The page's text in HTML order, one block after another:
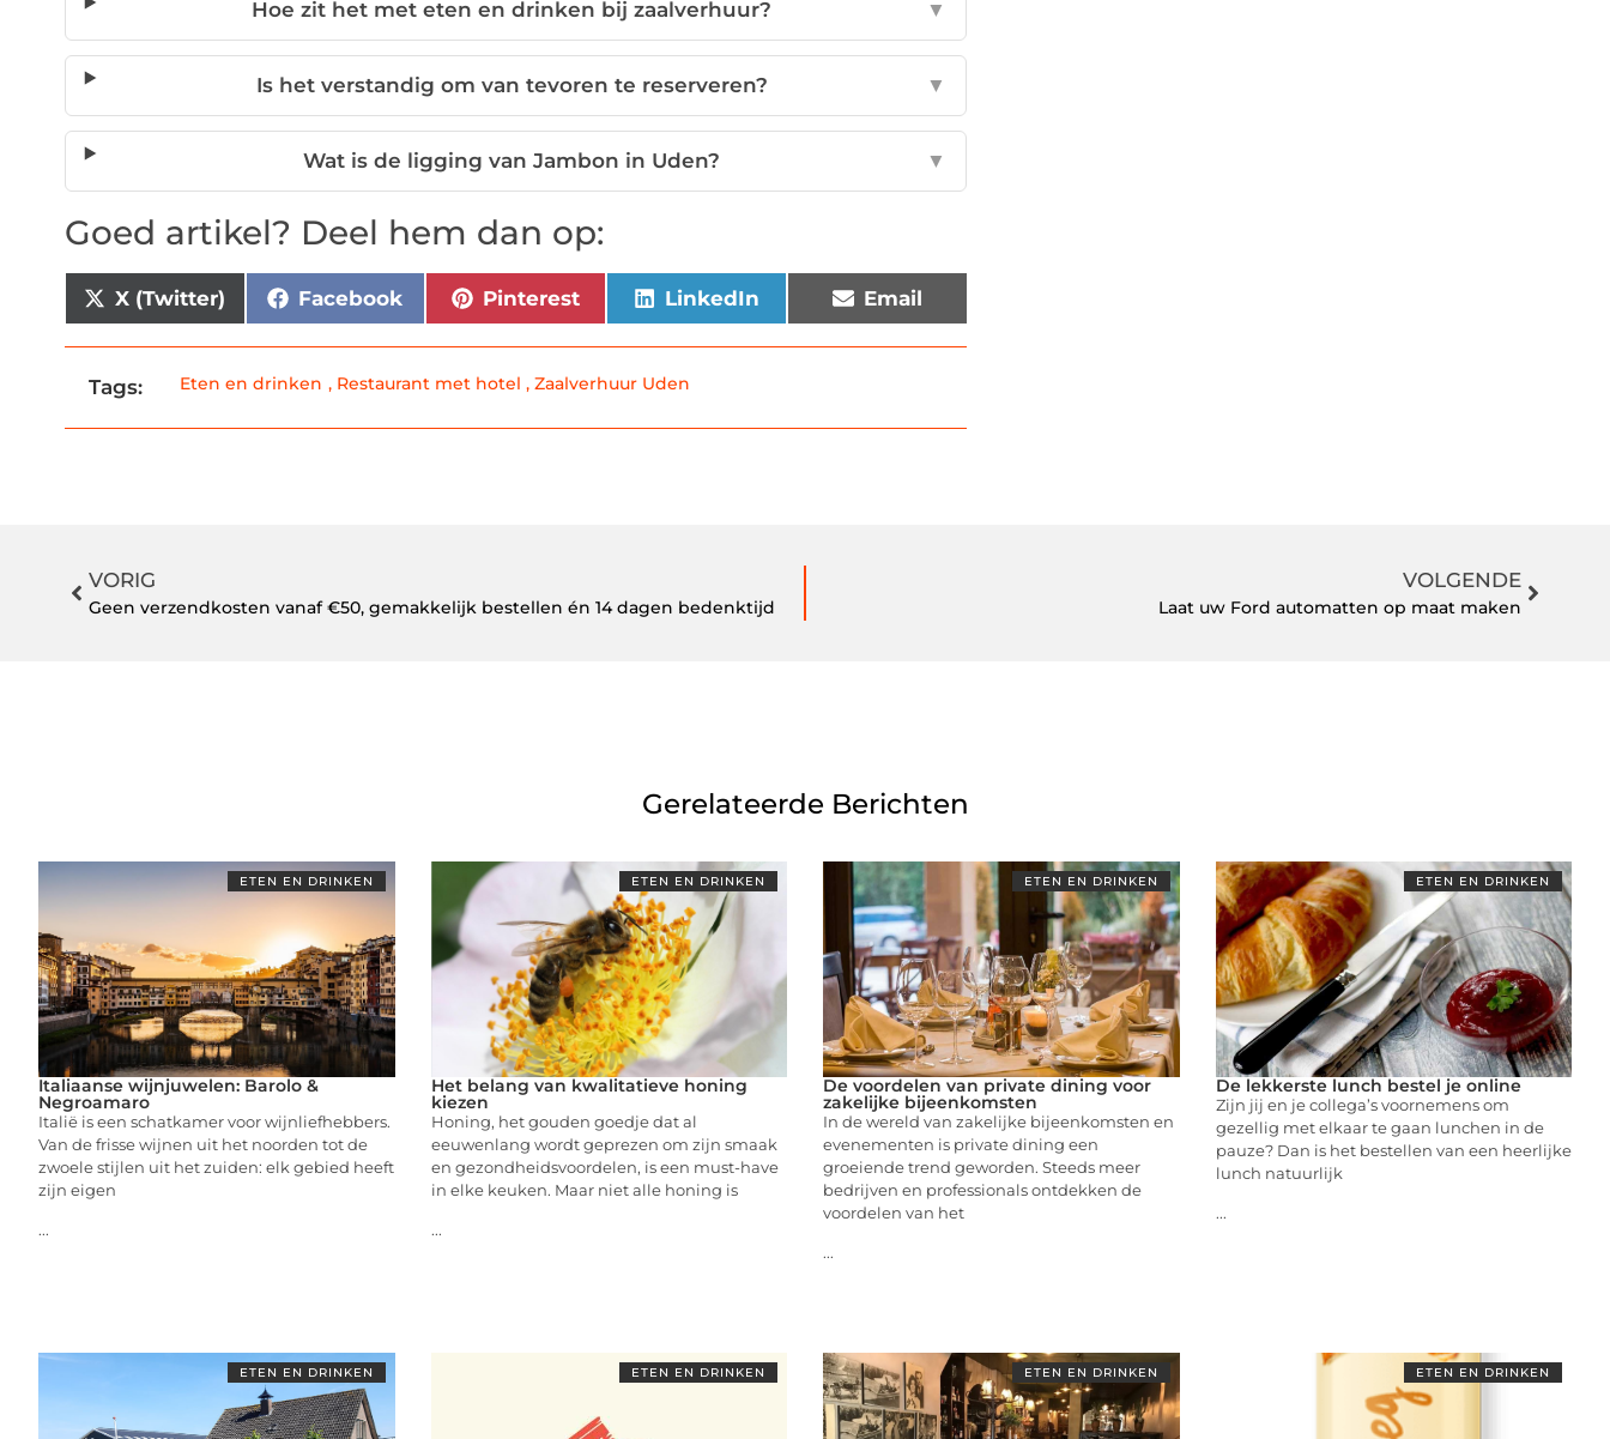
Hoe zit het met eten en drinken bij zaalverhuur? ▼
Is het verstandig om van tevoren te reserveren? ▼
Wat is de ligging van Jambon in Uden? ▼
Goed artikel? Deel hem dan op:
X (Twitter) Facebook Pinterest LinkedIn Email
Tags: Eten en drinken , Restaurant met hotel ,Zaalverhuur Uden
VORIG
Geen verzendkosten vanaf €50, gemakkelijk bestellen én 14 dagen bedenktijd
VOLGENDE
Laat uw Ford automatten op maat maken
Gerelateerde Berichten
ETEN EN DRINKEN
Italiaanse wijnjuwelen: Barolo &
Negroamaro
Italië is een schatkamer voor wijnliefhebbers.
Van de frisse wijnen uit het noorden tot de
zwoele stijlen uit het zuiden: elk gebied heeft
zijn eigen
...
ETEN EN DRINKEN
Het belang van kwalitatieve honing
kiezen
Honing, het gouden goedje dat al
eeuwenlang wordt geprezen om zijn smaak
en gezondheidsvoordelen, is een must-have
in elke keuken. Maar niet alle honing is
...
ETEN EN DRINKEN
De voordelen van private dining voor
zakelijke bijeenkomsten
In de wereld van zakelijke bijeenkomsten en
evenementen is private dining een
groeiende trend geworden. Steeds meer
bedrijven en professionals ontdekken de
voordelen van het
...
ETEN EN DRINKEN
De lekkerste lunch bestel je online
Zijn jij en je collega’s voornemens om
gezellig met elkaar te gaan lunchen in de
pauze? Dan is het bestellen van een heerlijke
lunch natuurlijk
...
ETEN EN DRINKEN ETEN EN DRINKEN ETEN EN DRINKEN ETEN EN DRINKEN